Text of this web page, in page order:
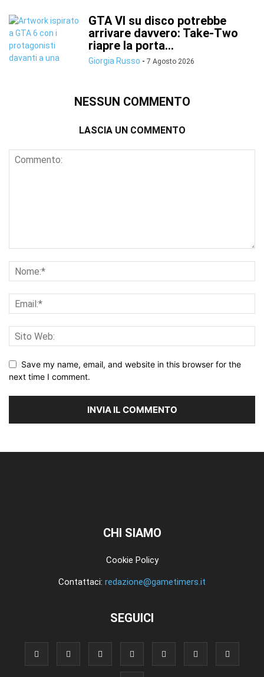
GTA VI su disco potrebbe
arrivare davvero: Take-Two
riapre la porta...
Giorgia Russo - 7 Agosto 2026
NESSUN COMMENTO
LASCIA UN COMMENTO
Save my name, email, and website in this browser for the
next time I comment.
CHI SIAMO
Cookie Policy
Contattaci: redazione@gametimers.it
SEGUICI